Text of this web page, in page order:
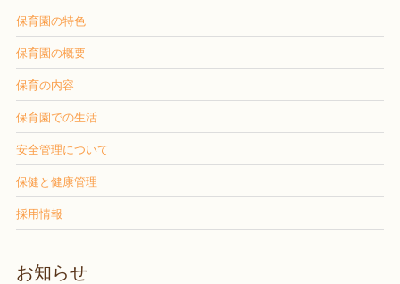
保育園の特色
保育園の概要
保育の内容
保育園での生活
安全管理について
保健と健康管理
採用情報
お知らせ